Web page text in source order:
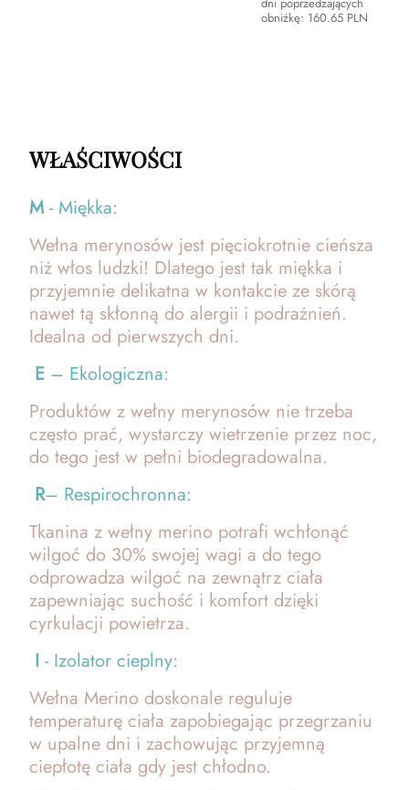
obniżkę: 160.65 PLN
WŁAŚCIWOŚCI
M- Miękka:
Wełna merynosów jest pięciokrotnie cieńsza
niż włos ludzki! Dlatego jest tak miękka i
przyjemnie delikatna w kontakcie ze skórą
nawet tą skłonną do alergii i podrażnień.
Idealna od pierwszych dni.
E – Ekologiczna:
Produktów z wełny merynosów nie trzeba
często prać, wystarczy wietrzenie przez noc,
do tego jest w pełni biodegradowalna.
R– Respirochronna:
Tkanina z wełny merino potrafi wchłonąć
wilgoć do 30% swojej wagi a do tego
odprowadza wilgoć na zewnątrz ciała
zapewniając suchość i komfort dzięki
cyrkulacji powietrza.
I - Izolator cieplny:
Wełna Merino doskonale reguluje
temperaturę ciała zapobiegając przegrzaniu
w upalne dni i zachowując przyjemną
ciepłotę ciała gdy jest chłodno.